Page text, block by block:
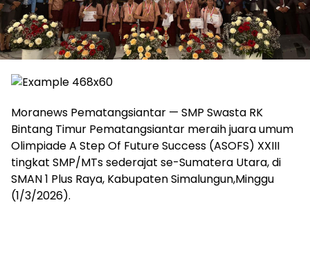
Moranews Pematangsiantar — SMP Swasta RK
Bintang Timur Pematangsiantar meraih juara umum
Olimpiade A Step Of Future Success (ASOFS) XXIII
tingkat SMP/MTs sederajat se-Sumatera Utara, di
SMAN 1 Plus Raya, Kabupaten Simalungun,Minggu
(1/3/2026).